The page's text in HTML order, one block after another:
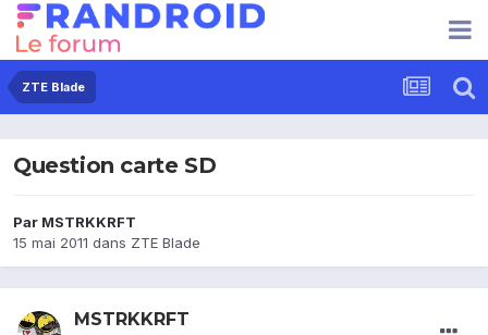
ZTE Blade
Question carte SD
Par MSTRKKRFT
15 mai 2011 dans ZTE Blade
MSTRKKRFT